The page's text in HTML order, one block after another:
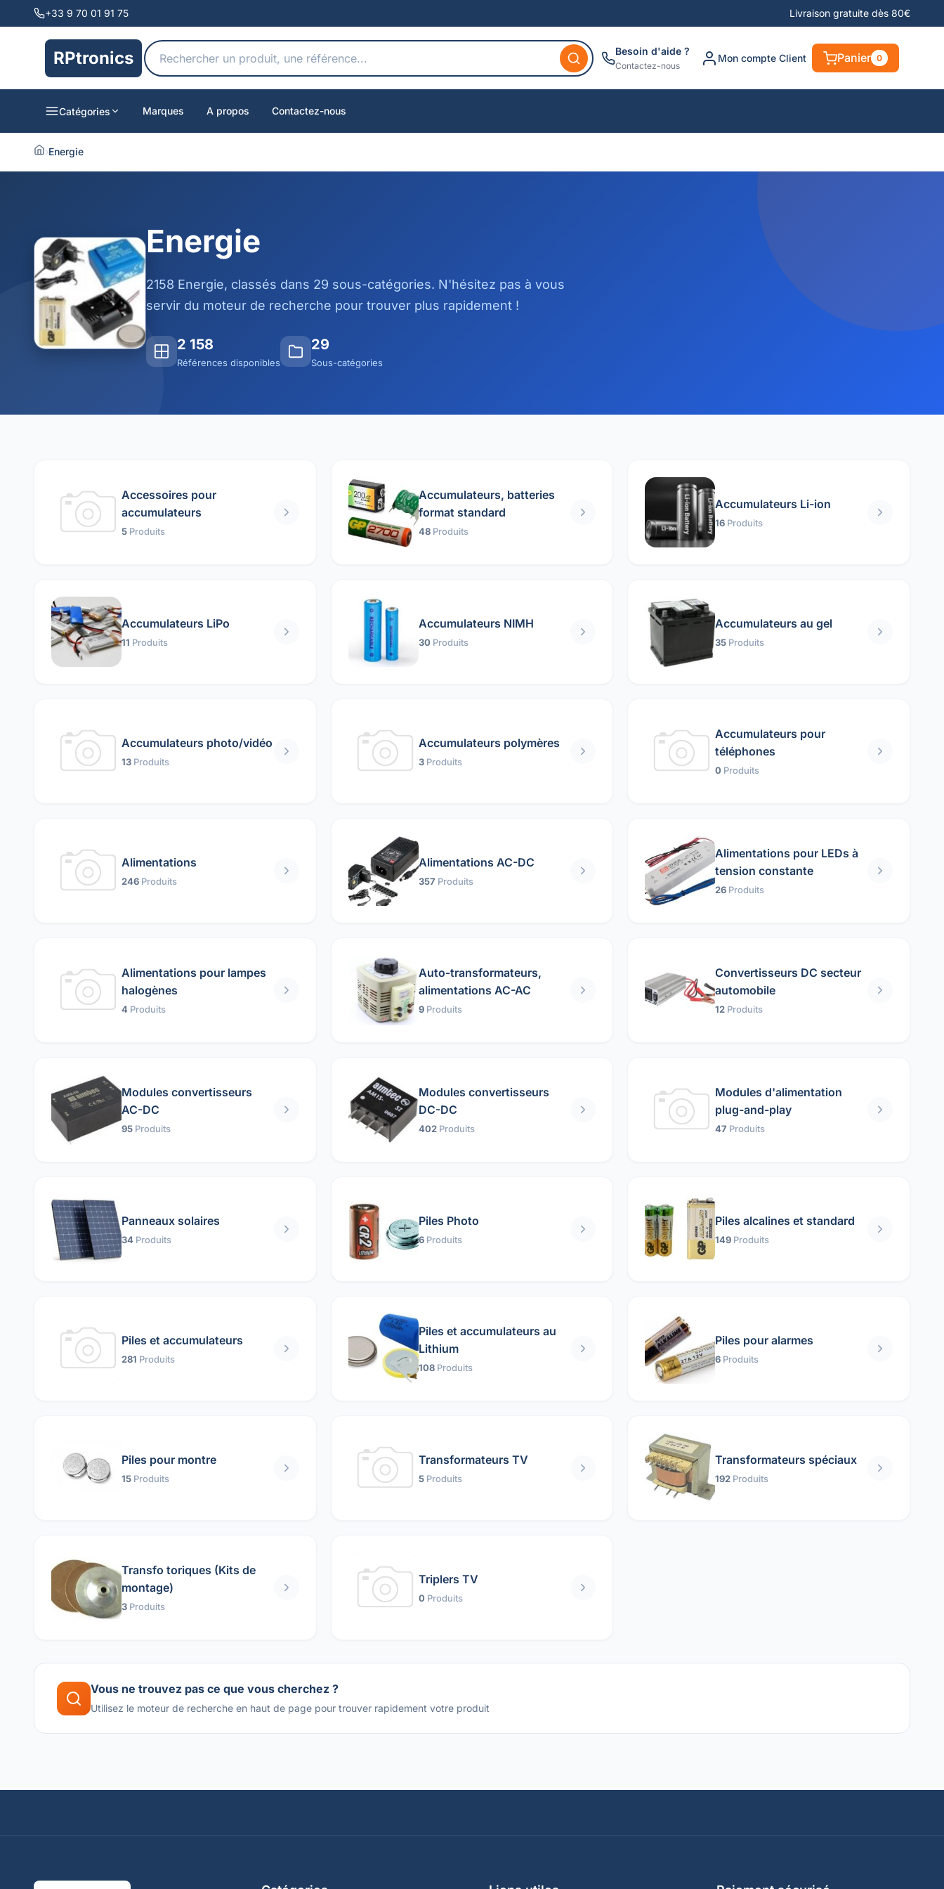
+33 9 70 01 91 75 Livraison gratuite dès 80€
RPtronics Besoin d'aide ?
Contactez-nous
Mon compte Client Panier 0
Catégories Marques A propos Contactez-nous
›Energie
Energie
2158 Energie, classés dans 29 sous-catégories. N'hésitez pas à vous
servir du moteur de recherche pour trouver plus rapidement !
2 158
Références disponibles
29
Sous-catégories
Accessoires pour
accumulateurs
5 Produits
Accumulateurs, batteries
format standard
48 Produits
Accumulateurs Li-ion
16 Produits
Accumulateurs LiPo
11 Produits
Accumulateurs NIMH
30 Produits
Accumulateurs au gel
35 Produits
Accumulateurs photo/vidéo
13 Produits
Accumulateurs polymères
3 Produits
Accumulateurs pour
téléphones
0 Produits
Alimentations
246 Produits
Alimentations AC-DC
357 Produits
Alimentations pour LEDs à
tension constante
26 Produits
Alimentations pour lampes
halogènes
4 Produits
Auto-transformateurs,
alimentations AC-AC
9 Produits
Convertisseurs DC secteur
automobile
12 Produits
Modules convertisseurs
AC-DC
95 Produits
Modules convertisseurs
DC-DC
402 Produits
Modules d'alimentation
plug-and-play
47 Produits
Panneaux solaires
34 Produits
Piles Photo
6 Produits
Piles alcalines et standard
149 Produits
Piles et accumulateurs
281 Produits
Piles et accumulateurs au
Lithium
108 Produits
Piles pour alarmes
6 Produits
Piles pour montre
15 Produits
Transformateurs TV
5 Produits
Transformateurs spéciaux
192 Produits
Transfo toriques (Kits de
montage)
3 Produits
Triplers TV
0 Produits
Vous ne trouvez pas ce que vous cherchez ?
Utilisez le moteur de recherche en haut de page pour trouver rapidement votre produit